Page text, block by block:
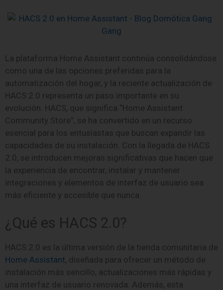
La plataforma Home Assistant continúa consolidándose
como una de las opciones preferidas para la
automatización del hogar, y la reciente actualización de
HACS 2.0 representa un paso importante en su
evolución. HACS, que significa “Home Assistant
Community Store”, se ha convertido en un recurso
esencial para los entusiastas que buscan expandir las
capacidades de su instalación. Con la llegada de HACS
2.0, se introducen mejoras significativas que hacen que
la experiencia de encontrar, instalar y mantener
integraciones y elementos de interfaz de usuario sea
más eficiente y accesible que nunca.
¿Qué es HACS 2.0?
HACS 2.0 es la última versión de la tienda comunitaria de
Home Assistant, diseñada para ofrecer un método de
instalación más sencillo, actualizaciones más rápidas y
una interfaz de usuario renovada. Además, esta